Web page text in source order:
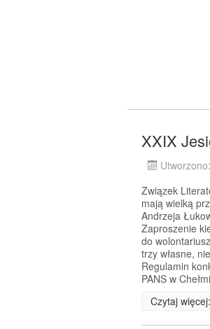
XXIX
Związek
mają wielką
Andrzeja
Zaproszenie
do
trzy własne,
Regulamin
PANS w
Czytaj